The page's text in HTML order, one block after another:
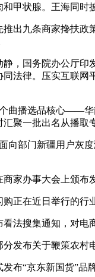
甲状腺。王海同时
九条商家搀扶政策
国务院办公厅印
法律。压实互联
播选品核心——华南
聚一批出名从播取
部门新疆用户灰度
办事大会上颁布发
在近日举行的行业
搜集通知，对电商
布关于鞭策农村电
“京东新国货”品牌